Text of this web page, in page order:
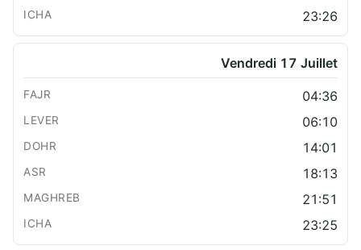
23:26
Vendredi 17 Juillet
04:36
06:10
14:01
18:13
21:51
23:25